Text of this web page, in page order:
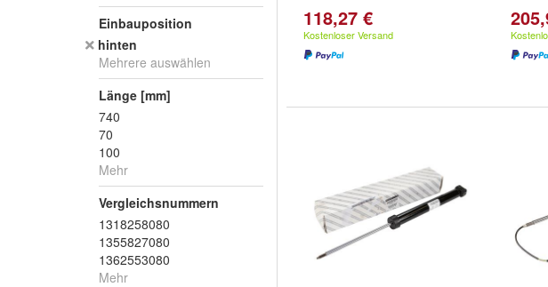
Einbauposition
hinten
Mehrere auswählen
Länge [mm]
740
70
100
Mehr
Vergleichsnummern
1318258080
1355827080
1362553080
Mehr
118,27 €
Kostenloser Versand